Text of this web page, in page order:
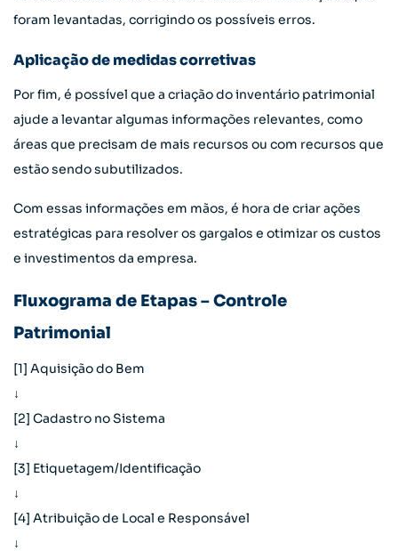
foram levantadas, corrigindo os possíveis erros.
Aplicação de medidas corretivas
Por fim, é possível que a criação do inventário patrimonial
ajude a levantar algumas informações relevantes, como
áreas que precisam de mais recursos ou com recursos que
estão sendo subutilizados.
Com essas informações em mãos, é hora de criar ações
estratégicas para resolver os gargalos e otimizar os custos
e investimentos da empresa.
Fluxograma de Etapas – Controle
Patrimonial
[1] Aquisição do Bem
↓
[2] Cadastro no Sistema
↓
[3] Etiquetagem/Identificação
↓
[4] Atribuição de Local e Responsável
↓